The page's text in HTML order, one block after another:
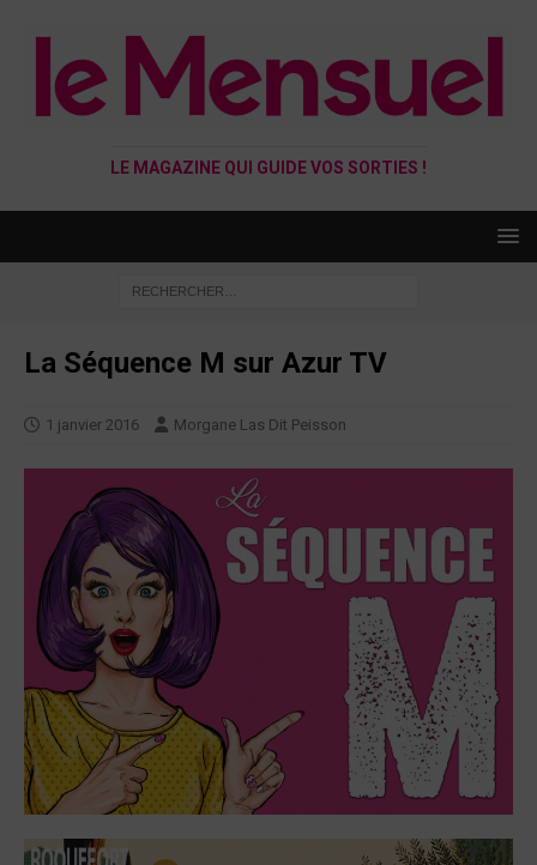
LE MAGAZINE QUI GUIDE VOS SORTIES !
La Séquence M sur Azur TV
1 janvier 2016 Morgane Las Dit Peisson